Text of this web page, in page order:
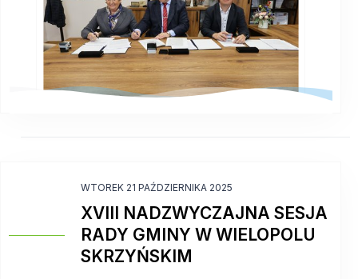
WTOREK 21 PAŹDZIERNIKA 2025
XVIII NADZWYCZAJNA SESJA
RADY GMINY W WIELOPOLU
SKRZYŃSKIM